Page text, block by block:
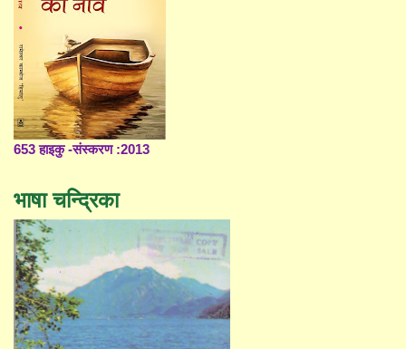
653 हाइकु -संस्करण :2013
भाषा चन्द्रिका